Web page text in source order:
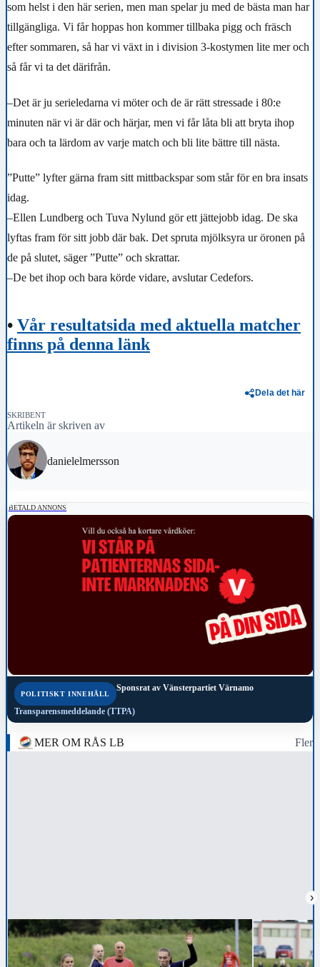
som helst i den här serien, men man spelar ju med de bästa man har
tillgängliga. Vi får hoppas hon kommer tillbaka pigg och fräsch
efter sommaren, så har vi växt in i division 3-kostymen lite mer och
så får vi ta det därifrån.
–Det är ju serieledarna vi möter och de är rätt stressade i 80:e
minuten när vi är där och härjar, men vi får låta bli att bryta ihop
bara och ta lärdom av varje match och bli lite bättre till nästa.
”Putte” lyfter gärna fram sitt mittbackspar som står för en bra insats
idag.
–Ellen Lundberg och Tuva Nylund gör ett jättejobb idag. De ska
lyftas fram för sitt jobb där bak. Det spruta mjölksyra ur öronen på
de på slutet, säger ”Putte” och skrattar.
–De bet ihop och bara körde vidare, avslutar Cedefors.
• Vår resultatsida med aktuella matcher
finns på denna länk
Dela det här
SKRIBENT
Artikeln är skriven av
danielelmersson
BETALD ANNONS
POLITISKT INNEHÅLL
Sponsrat av Vänsterpartiet Värnamo
Transparensmeddelande (TTPA)
MER OM RÅS LB Fler
›